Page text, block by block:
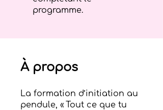
programme.
À propos
La formation d’initiation au
pendule, « Tout ce que tu